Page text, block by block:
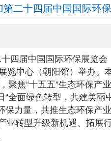
二十四届中国国际环
四届中国国际环保展览会
览中心（朝阳馆）举办。
聚焦“十五五”生态环保产
全面绿色转型，共建美丽
保力量，共推生态环保产
业转型升级新机遇、拓展